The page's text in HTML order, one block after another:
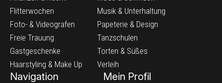
Flitterwochen
Foto- & Videografen
Freie Trauung
Gastgeschenke
Haarstyling & Make Up
Musik & Unterhaltung
Papeterie & Design
Tanzschulen
Torten & Süßes
Verleih
Navigation Mein Profil